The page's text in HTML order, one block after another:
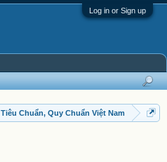
Log in or Sign up
Tiêu Chuẩn, Quy Chuẩn Việt Nam